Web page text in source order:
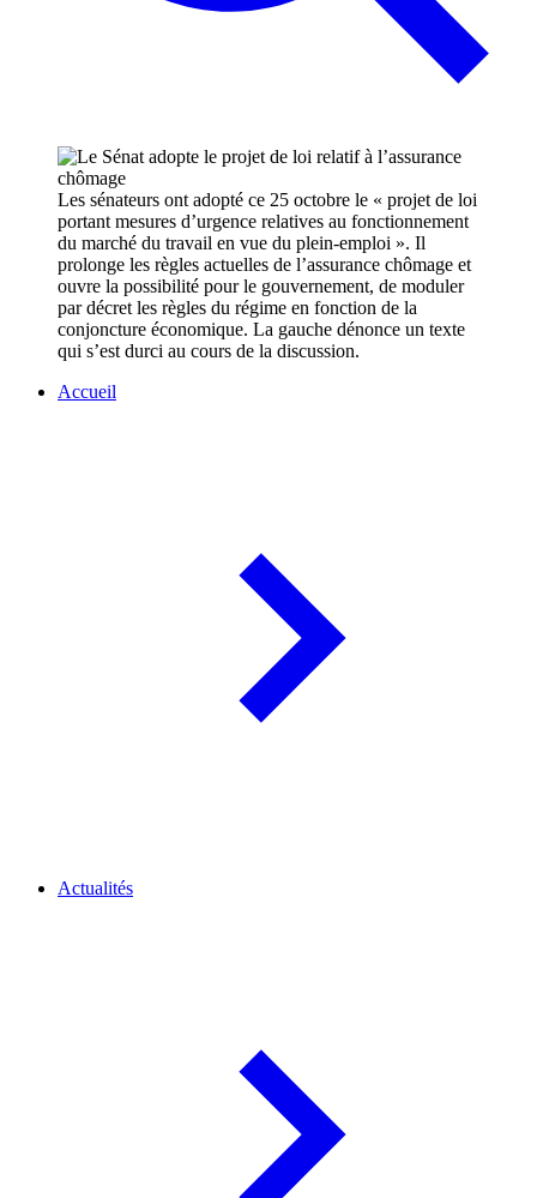
Les sénateurs ont adopté ce 25 octobre le « projet de loi
portant mesures d’urgence relatives au fonctionnement
du marché du travail en vue du plein-emploi ». Il
prolonge les règles actuelles de l’assurance chômage et
ouvre la possibilité pour le gouvernement, de moduler
par décret les règles du régime en fonction de la
conjoncture économique. La gauche dénonce un texte
qui s’est durci au cours de la discussion.
Accueil
Actualités